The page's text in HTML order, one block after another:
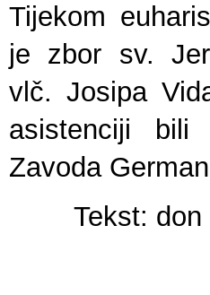
Tijekom
je zbor sv.
vlč. Josipa
asistenciji bili
Zavoda
Tekst: